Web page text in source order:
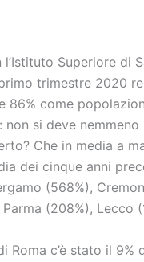
Superiore di
trimestre 2020
86% come
si deve nemmeno
Che in media a
dei cinque anni
(568%),
(208%), Lecco
Roma c’è stato il 9%